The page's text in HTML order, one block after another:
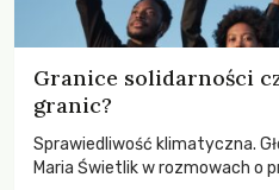
Granice solidarności
granic?
Sprawiedliwość klimatyczna.
Maria Świetlik w rozmowach o